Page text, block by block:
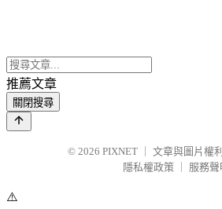
推薦文章
關閉搜尋
© 2026 PIXNET
文章與圖片權
隱私權政策
服務聲
⚠️